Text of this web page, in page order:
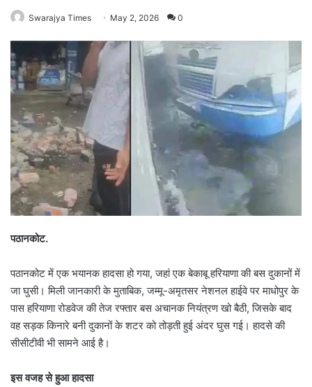
Swarajya Times May 2, 2026 0
पठानकोट.
पठानकोट में एक भयानक हादसा हो गया, जहां एक बेकाबू हरियाणा की बस दुकानों में
जा घुसी। मिली जानकारी के मुताबिक, जम्मू-अमृतसर नेशनल हाईवे पर माधोपुर के
पास हरियाणा रोडवेज की तेज रफ्तार बस अचानक नियंत्रण खो बैठी, जिसके बाद
वह सड़क किनारे बनी दुकानों के शटर को तोड़ती हुई अंदर घुस गई। हादसे की
सीसीटीवी भी सामने आई है।
इस वजह से हुआ हादसा